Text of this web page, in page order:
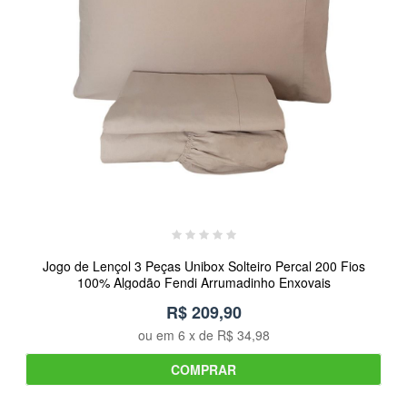
Jogo de Lençol 3 Peças Unibox Solteiro Percal 200 Fios
100% Algodão Fendi Arrumadinho Enxovais
R$ 209,90
ou em 6 x de R$ 34,98
COMPRAR